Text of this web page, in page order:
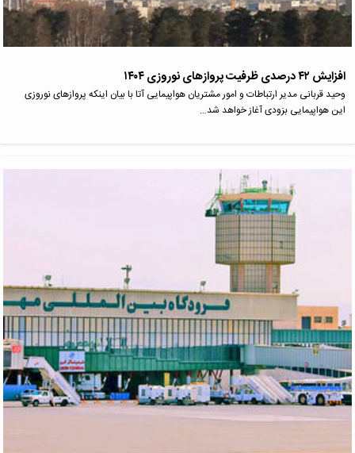
افزایش ۴۲ درصدی ظرفیت پروازهای نوروزی ۱۴۰۴
وحید قربانی مدیر ارتباطات و امور مشتریان هواپیمایی آتا با بیان اینکه پروازهای نوروزی
این هواپیمایی بزودی آغاز خواهد شد…